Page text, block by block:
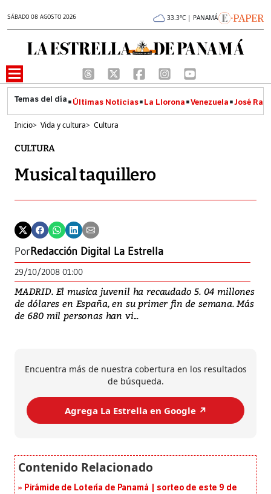
SÁBADO 08 AGOSTO 2026 33.3°C | PANAMÁ
Últimas Noticias La Llorona Venezuela José
Inicio> Vida y cultura> Cultura
CULTURA
Musical taquillero
PorRedacción Digital La Estrella
29/10/2008 01:00
MADRID. El musica juvenil ha recaudado 5. 04 millones
de dólares en España, en su primer fin de semana. Más
de 680 mil personas han vi...
Encuentra más de nuestra cobertura en los resultados
de búsqueda.
Agrega La Estrella en Google ↗️
Pirámide de Lotería de Panamá | sorteo de este 9 de